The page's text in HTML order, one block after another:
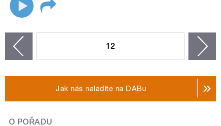
12
Jak nás naladíte na DABu
O POŘADU